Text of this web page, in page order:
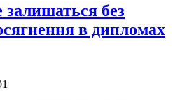
без
в дипломах